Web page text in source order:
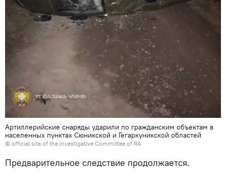
Артиллерийские снаряды ударили по гражданским объектам в
населенных пунктах Сюникской и Гегаркуникской областей
© official site of the Investigative Committee of RA
Предварительное следствие продолжается.